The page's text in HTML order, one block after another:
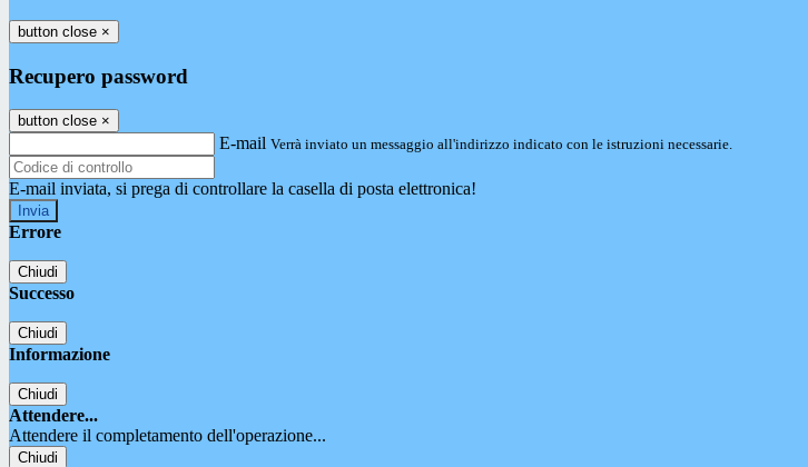
button close ×
Recupero password
button close ×
E-mail Verrà inviato un messaggio all'indirizzo indicato con le istruzioni necessarie.
E-mail inviata, si prega di controllare la casella di posta elettronica!
Errore
Chiudi
Successo
Chiudi
Informazione
Chiudi
Attendere...
Attendere il completamento dell'operazione...
Chiudi